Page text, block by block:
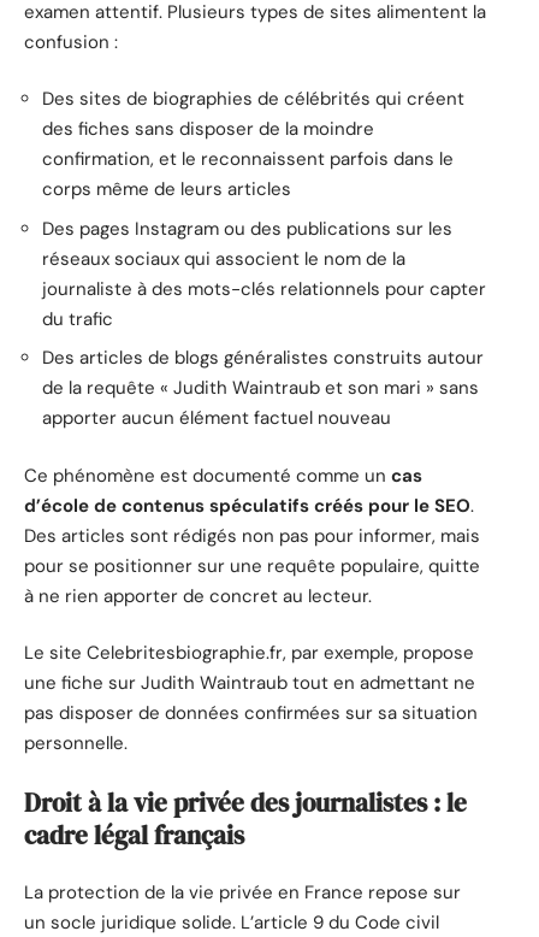
examen attentif. Plusieurs types de sites alimentent la
confusion :
Des sites de biographies de célébrités qui créent
des fiches sans disposer de la moindre
confirmation, et le reconnaissent parfois dans le
corps même de leurs articles
Des pages Instagram ou des publications sur les
réseaux sociaux qui associent le nom de la
journaliste à des mots-clés relationnels pour capter
du trafic
Des articles de blogs généralistes construits autour
de la requête « Judith Waintraub et son mari » sans
apporter aucun élément factuel nouveau
Ce phénomène est documenté comme un cas
d’école de contenus spéculatifs créés pour le SEO.
Des articles sont rédigés non pas pour informer, mais
pour se positionner sur une requête populaire, quitte
à ne rien apporter de concret au lecteur.
Le site Celebritesbiographie.fr, par exemple, propose
une fiche sur Judith Waintraub tout en admettant ne
pas disposer de données confirmées sur sa situation
personnelle.
Droit à la vie privée des journalistes : le
cadre légal français
La protection de la vie privée en France repose sur
un socle juridique solide. L’article 9 du Code civil